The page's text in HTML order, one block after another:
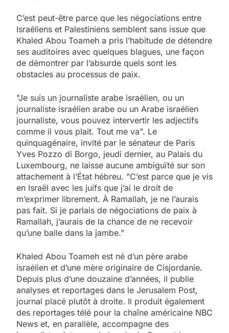
C’est peut-être parce que les négociations entre
Israéliens et Palestiniens semblent sans issue que
Khaled Abou Toameh a pris l’habitude de détendre
ses auditoires avec quelques blagues, une façon
de démontrer par l’absurde quels sont les
obstacles au processus de paix.
"Je suis un journaliste arabe israélien, ou un
journaliste israélien arabe ou un Arabe israélien
journaliste, vous pouvez intervertir les adjectifs
comme il vous plait. Tout me va". Le
quinquagénaire, invité par le sénateur de Paris
Yves Pozzo di Borgo, jeudi dernier, au Palais du
Luxembourg, ne laisse aucune ambiguïté sur son
attachement à l’État hébreu. "C’est parce que je vis
en Israël avec les juifs que j’ai le droit de
m’exprimer librement. À Ramallah, je ne l’aurais
pas fait. Si je parlais de négociations de paix à
Ramallah, j’aurais de la chance de ne recevoir
qu’une balle dans la jambe."
Khaled Abou Toameh est né d’un père arabe
israélien et d’une mère originaire de Cisjordanie.
Depuis plus d’une douzaine d’années, il publie
analyses et reportages dans le Jerusalem Post,
journal placé plutôt à droite. Il produit également
des reportages télé pour la chaîne américaine NBC
News et, en parallèle, accompagne des